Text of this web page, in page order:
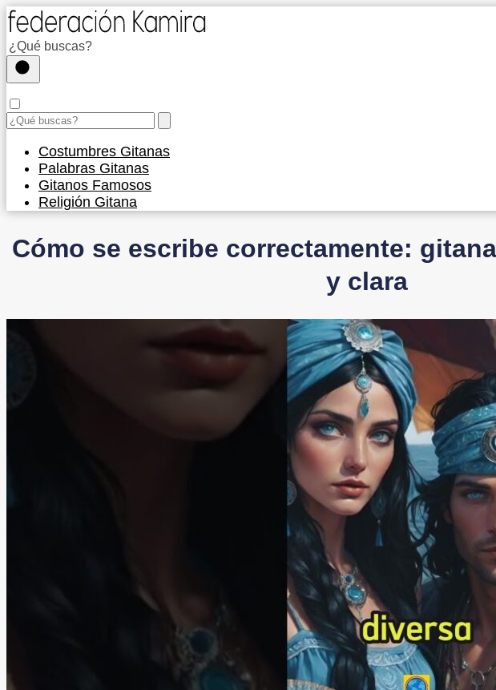
Costumbres Gitanas
Palabras Gitanas
Gitanos Famosos
Religión Gitana
Cómo se escribe correctamente:
y clara